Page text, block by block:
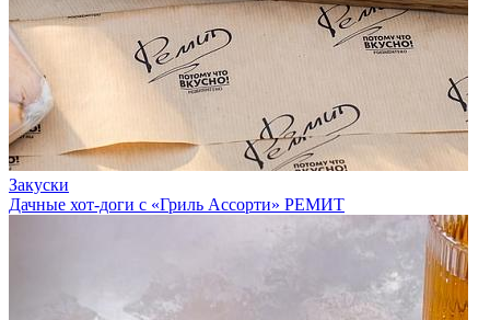
Закуски
Дачные хот-доги с «Гриль Ассорти» РЕМИТ